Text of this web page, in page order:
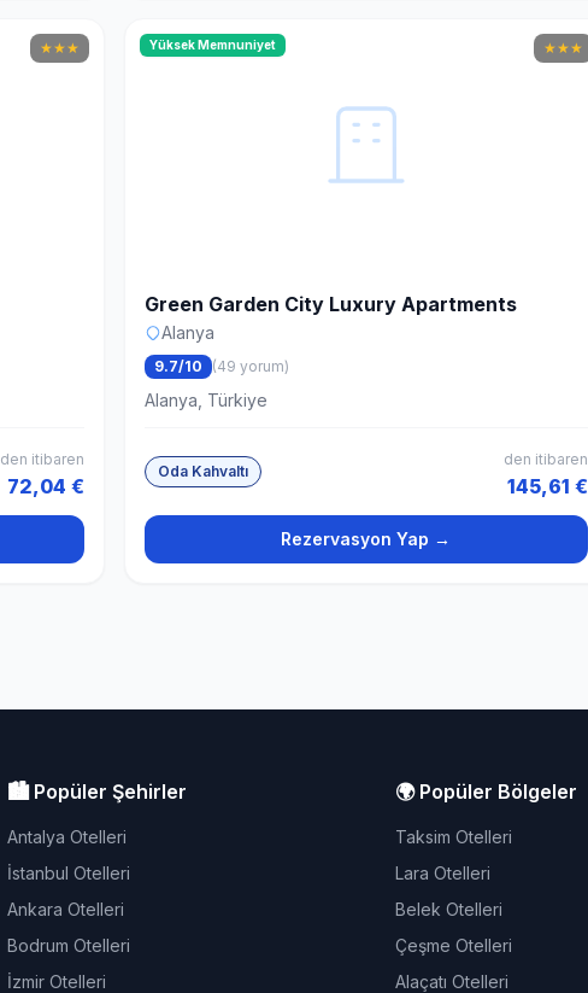
★★★
den itibaren
72,04 €
Yüksek Memnuniyet ★★★
Green Garden City Luxury Apartments
Alanya
9.7/10 (49 yorum)
Alanya, Türkiye
Oda Kahvaltı
den itibaren
145,61 €
Rezervasyon Yap →
🏙️ Popüler Şehirler
Antalya Otelleri
İstanbul Otelleri
Ankara Otelleri
Bodrum Otelleri
İzmir Otelleri
🌍 Popüler Bölgeler
Taksim Otelleri
Lara Otelleri
Belek Otelleri
Çeşme Otelleri
Alaçatı Otelleri